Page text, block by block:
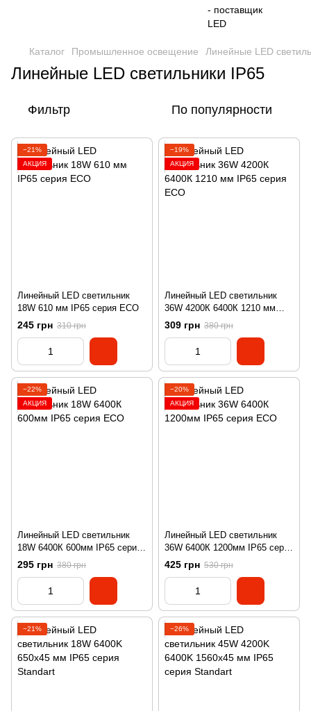
Каталог Промышленное освещение Линейные LED
Линейные LED светильники IP65
Фильтр По популярности
−21%
АКЦИЯ
Линейный LED светильник
18W 610 мм IP65 серия ECO
245 грн 310 грн
−19%
АКЦИЯ
Линейный LED светильник
36W 4200К 6400К 1210 мм
IP65 серия ECO
309 грн 380 грн
−22%
АКЦИЯ
Линейный LED светильник
18W 6400К 600мм IP65 серия
ECO
295 грн 380 грн
−20%
АКЦИЯ
Линейный LED светильник
36W 6400К 1200мм IP65 серия
ECO
425 грн 530 грн
−21% −26%